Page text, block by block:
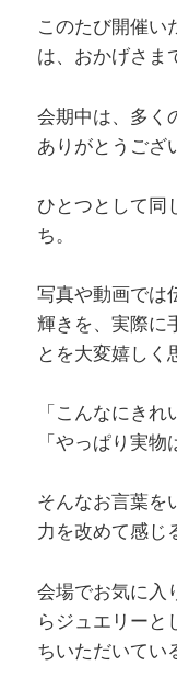
このたび開催い
は、おかげさま
会期中は、多く
ありがとうござ
ひとつとして同
ち。
写真や動画では
輝きを、実際に
とを大変嬉しく
「こんなにきれ
「やっぱり実物
そんなお言葉を
力を改めて感じ
会場でお気に入
らジュエリーと
ちいただいてい